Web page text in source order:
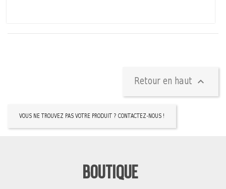
Retour en haut 
VOUS NE TROUVEZ PAS VOTRE PRODUIT ? CONTACTEZ-NOUS !
BOUTIQUE